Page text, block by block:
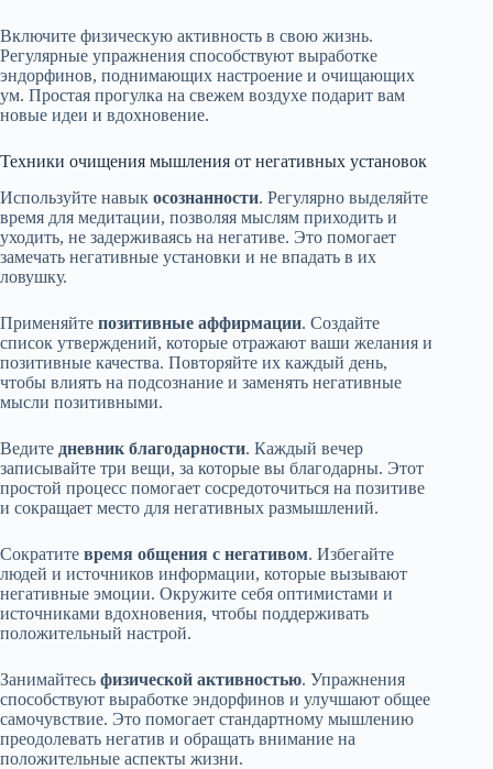
Включите физическую активность в свою жизнь.
Регулярные упражнения способствуют выработке
эндорфинов, поднимающих настроение и очищающих
ум. Простая прогулка на свежем воздухе подарит вам
новые идеи и вдохновение.
Техники очищения мышления от негативных установок
Используйте навык осознанности. Регулярно выделяйте
время для медитации, позволяя мыслям приходить и
уходить, не задерживаясь на негативе. Это помогает
замечать негативные установки и не впадать в их
ловушку.
Применяйте позитивные аффирмации. Создайте
список утверждений, которые отражают ваши желания и
позитивные качества. Повторяйте их каждый день,
чтобы влиять на подсознание и заменять негативные
мысли позитивными.
Ведите дневник благодарности. Каждый вечер
записывайте три вещи, за которые вы благодарны. Этот
простой процесс помогает сосредоточиться на позитиве
и сокращает место для негативных размышлений.
Сократите время общения с негативом. Избегайте
людей и источников информации, которые вызывают
негативные эмоции. Окружите себя оптимистами и
источниками вдохновения, чтобы поддерживать
положительный настрой.
Занимайтесь физической активностью. Упражнения
способствуют выработке эндорфинов и улучшают общее
самочувствие. Это помогает стандартному мышлению
преодолевать негатив и обращать внимание на
положительные аспекты жизни.